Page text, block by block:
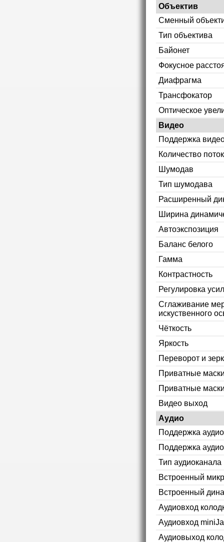
Объектив
Сменный
Тип объектива
Байонет
Фокусное
Диафрагма
Трансфокатор
Оптическое
Видео
Поддержка
Количество
Шумодав
Тип шумодава
Расширенный
Ширина
Автоэкспозиция
Баланс белого
Гамма
Контрастность
Регулировка
Сглаживание
искуственного
Чёткость
Яркость
Переворот и
Приватные
Приватные
Видео выход
Аудио
Поддержка аудио
Поддержка
Тип аудиоканала
Встроенный
Встроенный
Аудиовход
Аудиовход
Аудиовыход